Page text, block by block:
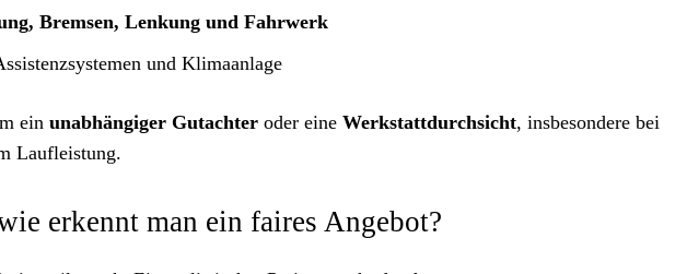
Bremsen, Lenkung und Fahrwerk
und Klimaanlage
ein unabhängiger Gutachter oder eine Werkstattdurchsicht, insbesondere bei
Laufleistung.
erkennt man ein faires Angebot?